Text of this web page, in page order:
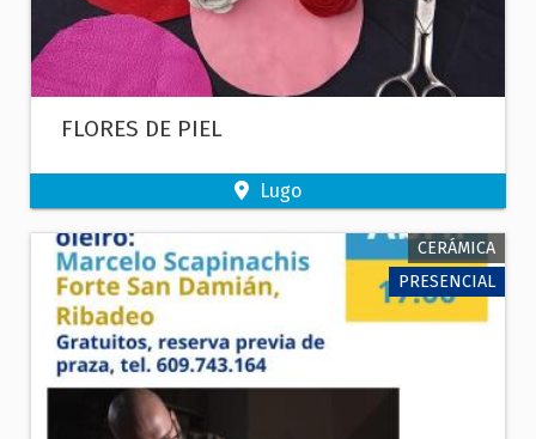
FLORES DE PIEL
Lugo
CERÁMICA
PRESENCIAL